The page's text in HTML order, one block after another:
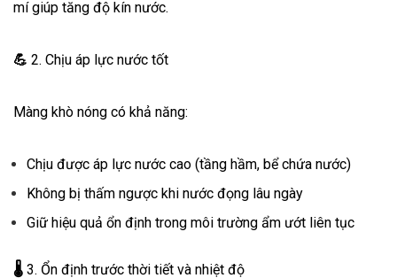
mí giúp tăng độ kín nước.
💪 2. Chịu áp lực nước tốt
Màng khò nóng có khả năng:
Chịu được áp lực nước cao (tầng hầm, bể chứa nước)
Không bị thấm ngược khi nước đọng lâu ngày
Giữ hiệu quả ổn định trong môi trường ẩm ướt liên tục
🌡️ 3. Ổn định trước thời tiết và nhiệt độ